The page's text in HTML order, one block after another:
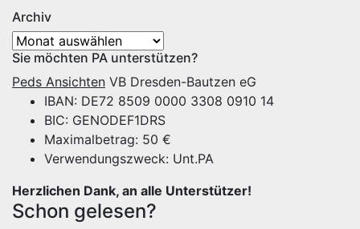
Archiv
Archiv
Sie möchten PA unterstützen?
Peds Ansichten VB Dresden-Bautzen eG
IBAN: DE72 8509 0000 3308 0910 14
BIC: GENODEF1DRS
Maximalbetrag: 50 €
Verwendungszweck: Unt.PA
Herzlichen Dank, an alle Unterstützer!
Schon gelesen?